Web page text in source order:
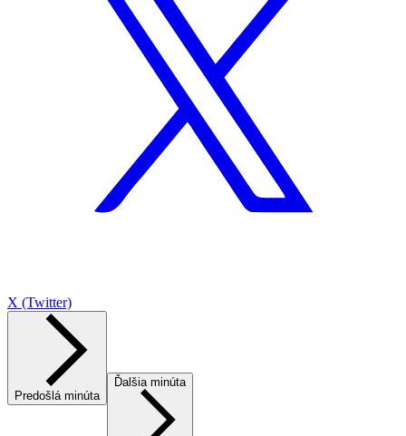
X (Twitter)
Predošlá minúta
Ďalšia minúta